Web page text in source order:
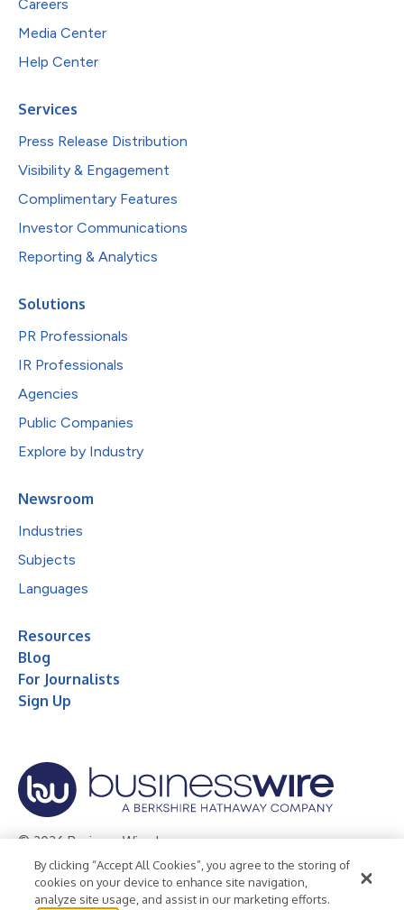
Careers
Media Center
Help Center
Services
Press Release Distribution
Visibility & Engagement
Complimentary Features
Investor Communications
Reporting & Analytics
Solutions
PR Professionals
IR Professionals
Agencies
Public Companies
Explore by Industry
Newsroom
Industries
Subjects
Languages
Resources
Blog
For Journalists
Sign Up
© 2026 Business Wire, Inc.
Privacy Policy Cookie Policy
Accessibility Statement
Terms of Use
Legal
By clicking “Accept All Cookies”, you agree to the storing of
cookies on your device to enhance site navigation,
analyze site usage, and assist in our marketing efforts.